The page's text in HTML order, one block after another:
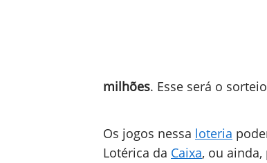
milhões. Esse será o
Os jogos nessa loteria
Lotérica da Caixa, ou